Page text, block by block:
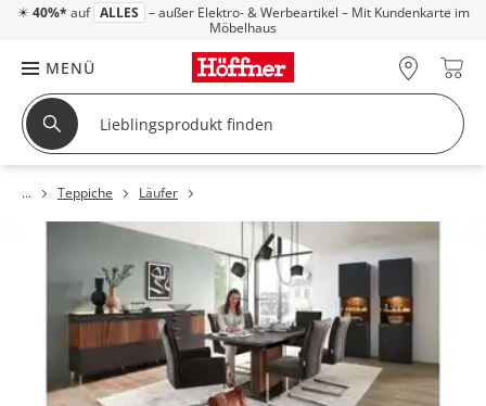
☀ 40%* auf ALLES – außer Elektro- & Werbeartikel – Mit Kundenkarte im
Möbelhaus
MENÜ
Teppiche Läufer